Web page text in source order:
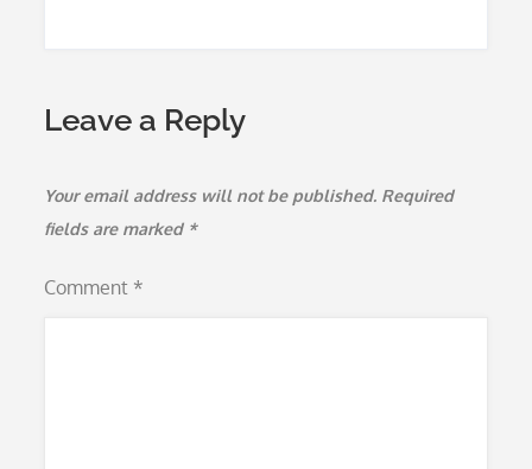
Leave a Reply
Your email address will not be published. Required
fields are marked *
Comment *